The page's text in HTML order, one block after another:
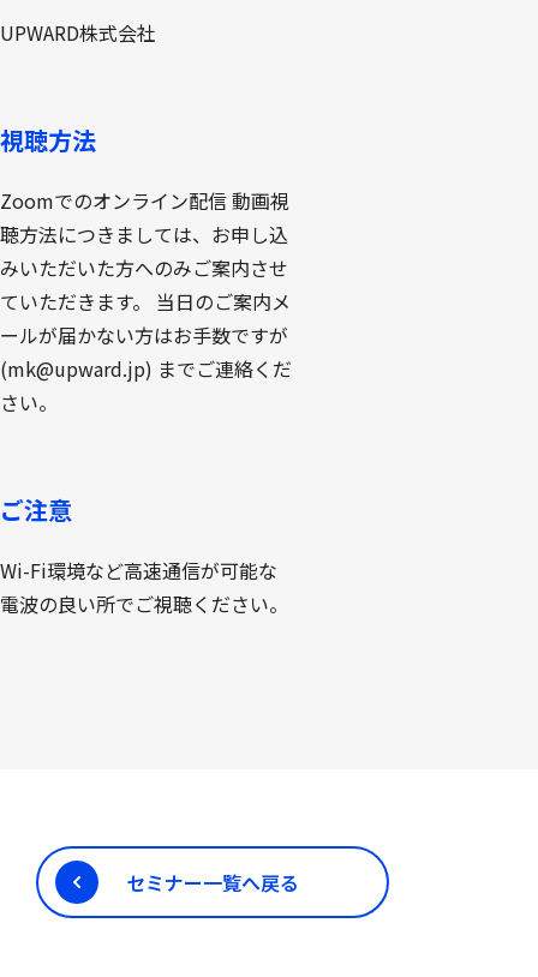
UPWARD株式会社
視聴方法
Zoomでのオンライン配信 動画視
聴方法につきましては、お申し込
みいただいた方へのみご案内させ
ていただきます。 当日のご案内メ
ールが届かない方はお手数ですが
(mk@upward.jp) までご連絡くだ
さい。
ご注意
Wi-Fi環境など高速通信が可能な
電波の良い所でご視聴ください。
セミナー一覧へ戻る